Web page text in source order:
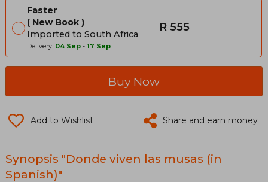
Faster
New Book
Imported to South Africa
Delivery: 04 Sep - 17 Sep
R 555
Buy Now
Add to Wishlist Share and earn money
Synopsis "Donde viven las musas (in
Spanish)"